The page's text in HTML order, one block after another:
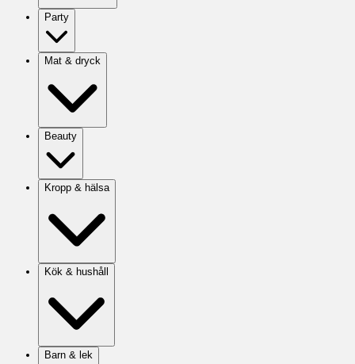
Party
Mat & dryck
Beauty
Kropp & hälsa
Kök & hushåll
Barn & lek